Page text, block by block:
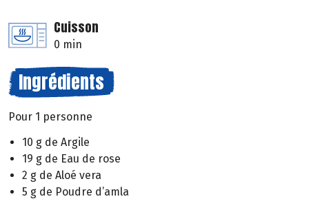
Cuisson
0 min
Ingrédients
Pour 1 personne
10 g de Argile
19 g de Eau de rose
2 g de Aloé vera
5 g de Poudre d’amla